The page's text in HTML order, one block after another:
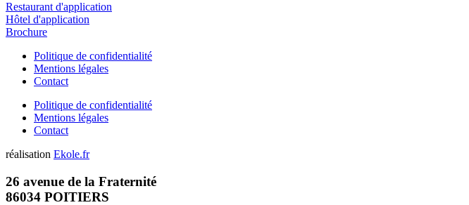
Restaurant d'application
Hôtel d'application
Brochure
Politique de confidentialité
Mentions légales
Contact
Politique de confidentialité
Mentions légales
Contact
réalisation Ekole.fr
26 avenue de la Fraternité
86034 POITIERS